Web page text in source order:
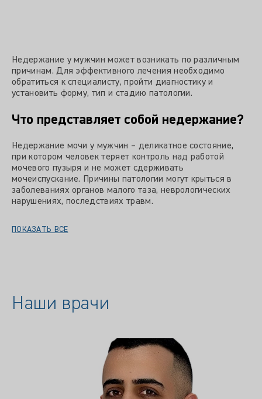
Недержание у мужчин может возникать по различным
причинам. Для эффективного лечения необходимо
обратиться к специалисту, пройти диагностику и
установить форму, тип и стадию патологии.
Что представляет собой недержание?
Недержание мочи у мужчин – деликатное состояние,
при котором человек теряет контроль над работой
мочевого пузыря и не может сдерживать
мочеиспускание. Причины патологии могут крыться в
заболеваниях органов малого таза, неврологических
нарушениях, последствиях травм.
ПОКАЗАТЬ ВСЕ
Наши врачи